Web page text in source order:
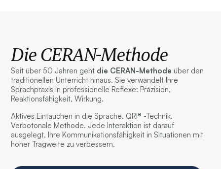
Die CERAN-Methode
Seit über 50 Jahren geht die CERAN-Methode über den
traditionellen Unterricht hinaus. Sie verwandelt Ihre
Sprachpraxis in professionelle Reflexe: Präzision,
Reaktionsfähigkeit, Wirkung.
Aktives Eintauchen in die Sprache. QRI® -Technik.
Verbotonale Methode. Jede Interaktion ist darauf
ausgelegt, Ihre Kommunikationsfähigkeit in Situationen mit
hoher Tragweite zu verbessern.